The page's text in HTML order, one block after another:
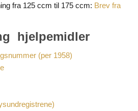
fra 125 ccm til 175 ccm: Brev fra
hjelpemidler
(per 1958)